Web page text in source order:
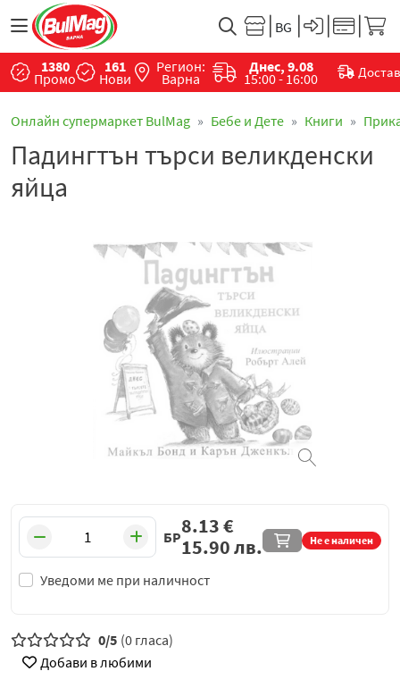
1380
Промо
161
Нови
Регион:
Варна
Днес, 9.08
15:00 - 16:00
Онлайн супермаркет BulMag Бебе и Дете Книги
Падингтън търси великденски
яйца
БР Не е наличен
Уведоми ме при наличност
8.13€
15.90лв.
0/5 (0 гласа)
Добави в любими